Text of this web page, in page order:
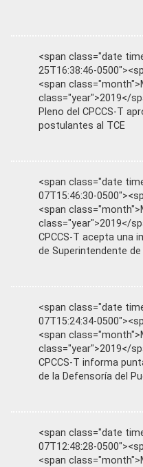
<span class="date
25T16:38:46-
<span
class="year">2019</
Pleno del CPCCS-T
postulantes al TCE
<span class="date
07T15:46:30-
<span
class="year">2019</
CPCCS-T acepta una
de Superintendente
<span class="date
07T15:24:34-
<span
class="year">2019</
CPCCS-T informa
de la Defensoría del
<span class="date
07T12:48:28-
<span